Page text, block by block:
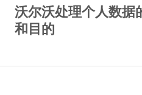
沃尔沃处理个人数据
和目的